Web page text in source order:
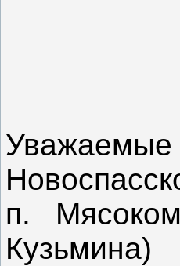
п.
Кузьмина)